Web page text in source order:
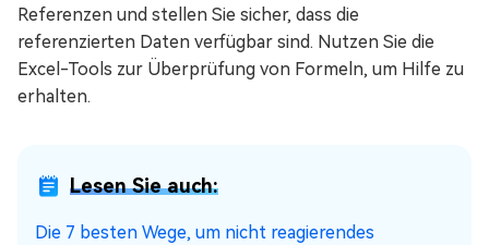
Referenzen und stellen Sie sicher, dass die
referenzierten Daten verfügbar sind. Nutzen Sie die
Excel-Tools zur Überprüfung von Formeln, um Hilfe zu
erhalten.
Lesen Sie auch:
Die 7 besten Wege, um nicht reagierendes